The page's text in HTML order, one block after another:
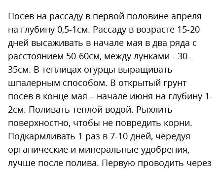
Посев на рассаду в первой половине апреля
на глубину 0,5-1см. Рассаду в возрасте 15-20
дней высаживать в начале мая в два ряда с
расстоянием 50-60см, между лунками - 30-
35см. В теплицах огурцы выращивать
шпалерным способом. В открытый грунт
посев в конце мая – начале июня на глубину 1-
2см. Поливать теплой водой. Рыхлить
поверхностно, чтобы не повредить корни.
Подкармливать 1 раз в 7-10 дней, чередуя
органические и минеральные удобрения,
лучше после полива. Первую проводить через